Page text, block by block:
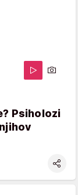
Psiholozi